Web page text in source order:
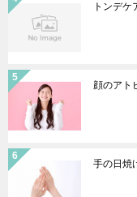
トンデ
顔のアト
手の日焼